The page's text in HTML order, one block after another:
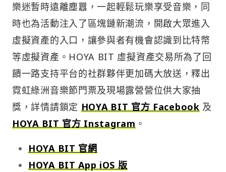
樂迷暫時遠離塵囂，一起輕鬆玩樂享受音樂，同
時也為活動注入了區塊鏈新潮流，開啟大眾進入
虛擬資產的入口，讓參與者有機會認識到比特幣
等虛擬資產。HOYA BIT 虛擬資產交易所為了回
饋一路支持平台的社群夥伴更加碼大放送，釋出
霓虹綠洲音樂節門票及現場露營營位供大家抽
獎，詳情請鎖定 HOYA BIT 官方 Facebook及
HOYA BIT 官方 Instagram。
HOYA BIT 官網
HOYA BIT App iOS 版